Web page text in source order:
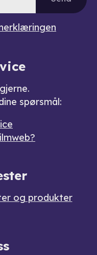
spørsmål:
og produkter